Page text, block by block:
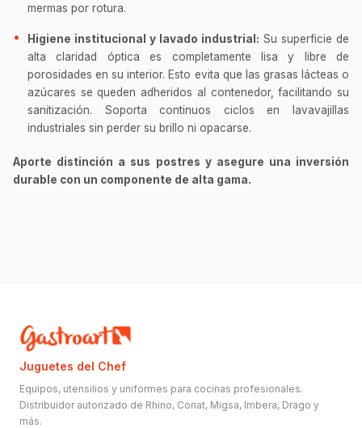
mermas por rotura.
Higiene institucional y lavado industrial: Su superficie de
alta claridad óptica es completamente lisa y libre de
porosidades en su interior. Esto evita que las grasas lácteas o
azúcares se queden adheridos al contenedor, facilitando su
sanitización. Soporta continuos ciclos en lavavajillas
industriales sin perder su brillo ni opacarse.
Aporte distinción a sus postres y asegure una inversión
durable con un componente de alta gama.
Juguetes del Chef
Equipos, utensilios y uniformes para cocinas profesionales.
Distribuidor autorizado de Rhino, Coriat, Migsa, Imbera, Drago y
más.